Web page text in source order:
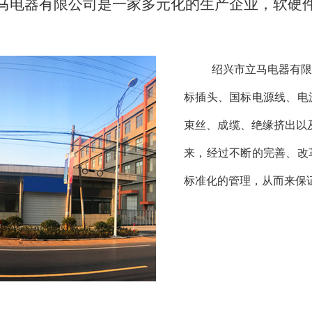
电器有限公司是一家多元化的生产企业，软硬
绍兴市立马电器有
标插头、国标电源线、
束丝、成缆、绝缘挤出
来，经过不断的完善、
标准化的管理，从而来保